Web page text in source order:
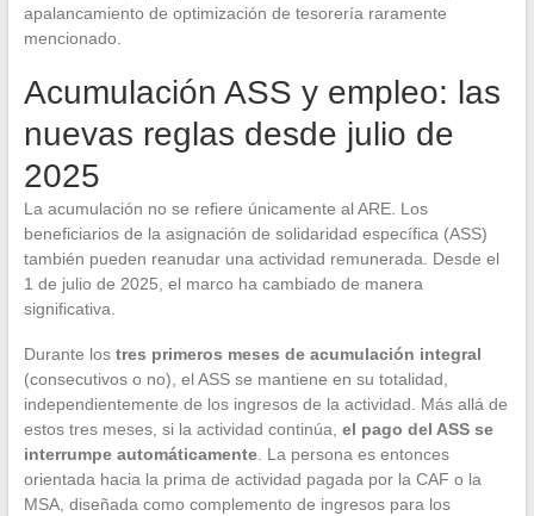
apalancamiento de optimización de tesorería raramente
mencionado.
Acumulación ASS y empleo: las
nuevas reglas desde julio de
2025
La acumulación no se refiere únicamente al ARE. Los
beneficiarios de la asignación de solidaridad específica (ASS)
también pueden reanudar una actividad remunerada. Desde el
1 de julio de 2025, el marco ha cambiado de manera
significativa.
Durante los tres primeros meses de acumulación integral
(consecutivos o no), el ASS se mantiene en su totalidad,
independientemente de los ingresos de la actividad. Más allá de
estos tres meses, si la actividad continúa, el pago del ASS se
interrumpe automáticamente. La persona es entonces
orientada hacia la prima de actividad pagada por la CAF o la
MSA, diseñada como complemento de ingresos para los